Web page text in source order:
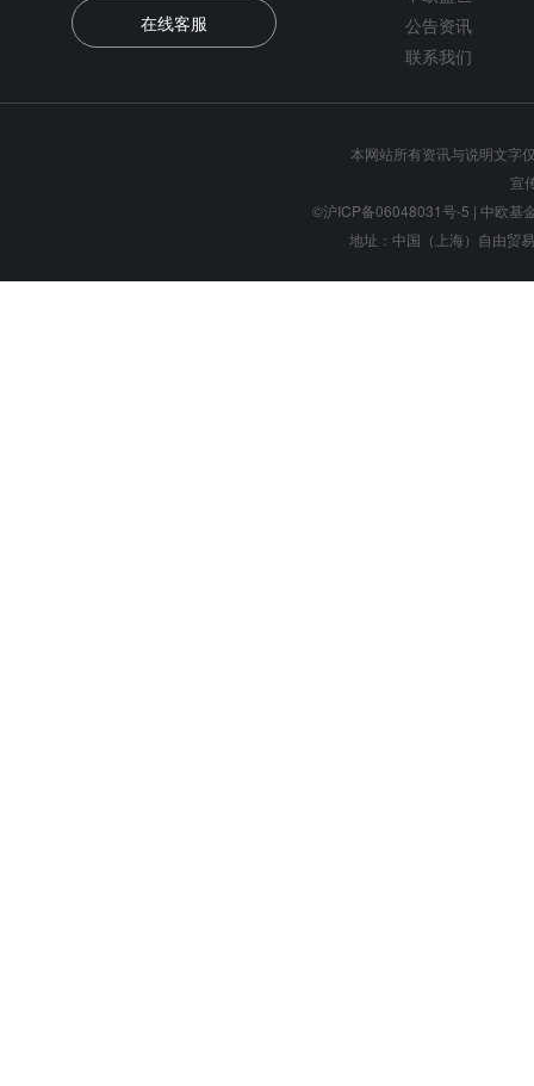
在线客服
公告资讯
联系我们
本网站所有资讯与说明文字
宣
©沪ICP备06048031号-5 | 中欧基
地址：中国（上海）自由贸